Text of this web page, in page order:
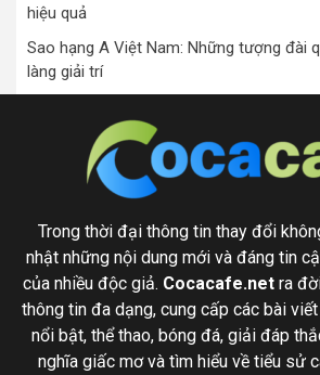
hiệu quả
Sao hạng A Việt Nam: Những tượng đài
làng giải trí
Trong thời đại thông tin thay đổi
nhật những nội dung mới và đáng tin
của nhiều độc giả. Cocacafe.net ra
thông tin đa dạng, cung cấp các bài
nổi bật, thể thao, bóng đá, giải đáp
nghĩa giấc mơ và tìm hiểu về tiểu sử